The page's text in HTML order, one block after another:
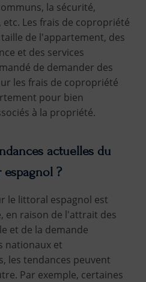
la sécurité,
Les frais de copropriété
de l'appartement, des
et des services
de demander des
les frais de copropriété
pour bien
à la propriété.
actuelles du
?
le littoral espagnol est
en raison de l'attrait des
et de la demande
nationaux et
les tendances peuvent
Par exemple, certaines